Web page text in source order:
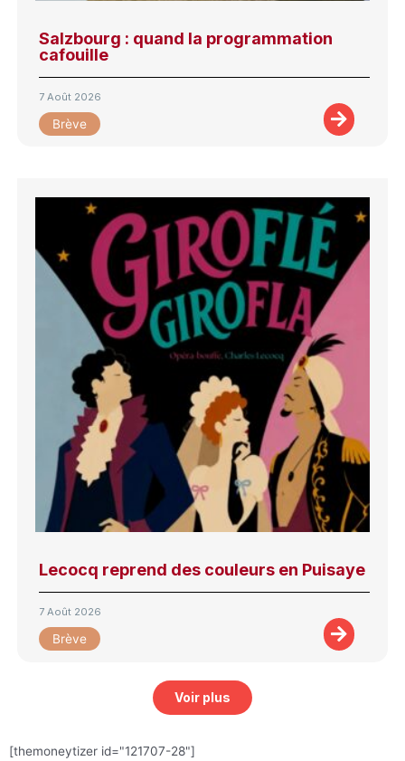
Salzbourg : quand la programmation
cafouille
7 Août 2026
Brève
Lecocq reprend des couleurs en Puisaye
7 Août 2026
Brève
Voir plus
[themoneytizer id="121707-28"]